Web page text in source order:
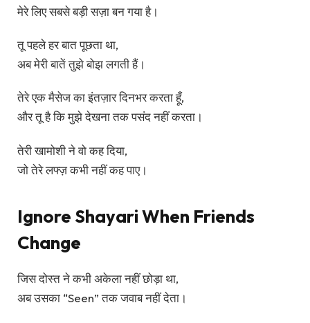
मेरे लिए सबसे बड़ी सज़ा बन गया है।
तू पहले हर बात पूछता था,
अब मेरी बातें तुझे बोझ लगती हैं।
तेरे एक मैसेज का इंतज़ार दिनभर करता हूँ,
और तू है कि मुझे देखना तक पसंद नहीं करता।
तेरी खामोशी ने वो कह दिया,
जो तेरे लफ्ज़ कभी नहीं कह पाए।
Ignore Shayari When Friends
Change
जिस दोस्त ने कभी अकेला नहीं छोड़ा था,
अब उसका “Seen” तक जवाब नहीं देता।